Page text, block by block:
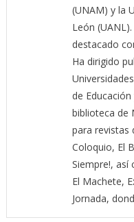
(UNAM) y la
León
destacado
Ha dirigido
de
biblioteca de
para revistas
Coloquio, El
Siempre!, así
El Machete,
Jornada,